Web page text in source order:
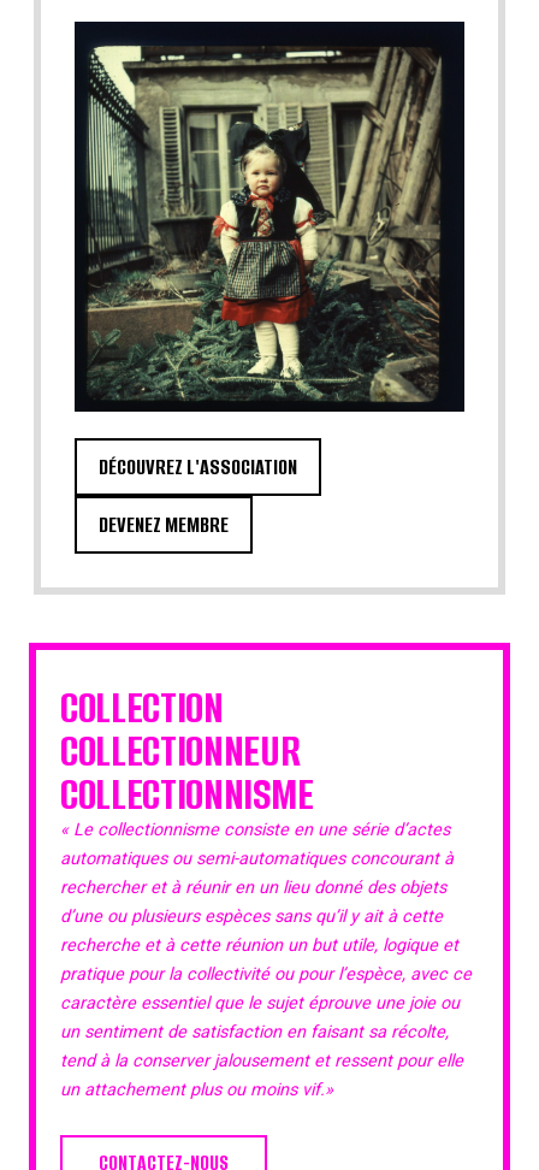
DÉCOUVREZ L'ASSOCIATION
DEVENEZ MEMBRE
COLLECTION
COLLECTIONNEUR
COLLECTIONNISME
« Le collectionnisme consiste en une série d’actes
automatiques ou semi-automatiques concourant à
rechercher et à réunir en un lieu donné des objets
d’une ou plusieurs espèces sans qu’il y ait à cette
recherche et à cette réunion un but utile, logique et
pratique pour la collectivité ou pour l’espèce, avec ce
caractère essentiel que le sujet éprouve une joie ou
un sentiment de satisfaction en faisant sa récolte,
tend à la conserver jalousement et ressent pour elle
un attachement plus ou moins vif.»
CONTACTEZ-NOUS